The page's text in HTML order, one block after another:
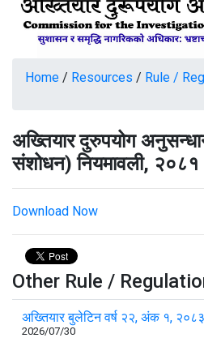
Home / Resources / Rule /
अख्तियार दुरुपयोग
संशोधन) नियमावली, २०८१
Download Now
Other Rule /
अख्तियार बुलेटिन वर्ष २२, अंक १,
2026/07/30